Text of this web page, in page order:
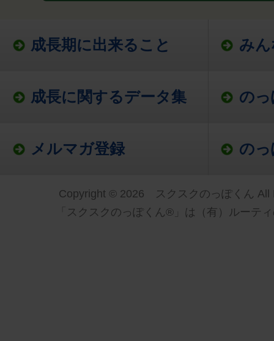
成長期に出来ること み
成長に関するデータ集 の
メルマガ登録 の
Copyright © 2026 スクスクのっぽくん All
「スクスクのっぽくん®」は（有）ルーテ